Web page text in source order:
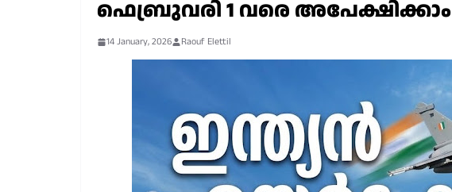
ഫെബ്രുവരി 1 വരെ അപേക്ഷിക്കാം
14 January, 2026 Raouf Elettil